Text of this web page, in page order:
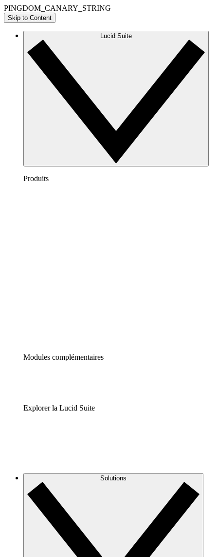
PINGDOM_CANARY_STRING
Skip to Content
Lucid Suite
Produits
Modules complémentaires
Explorer la Lucid Suite
Solutions